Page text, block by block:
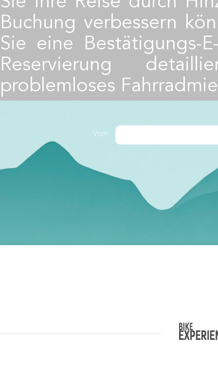
Buchung verbessern
Sie eine Bestätigungs-
Reservierung
problemloses
Vom